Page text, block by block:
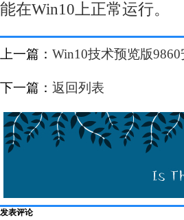
能在Win10上正常运行。
上一篇： Win10技术预览版
下一篇： 返回列表
发表评论